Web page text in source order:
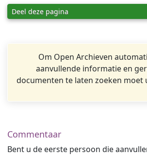
Deel deze pagina
Om Open Archieven
aanvullende informatie en
documenten te laten zoeken moet
Commentaar
Bent u de eerste persoon die